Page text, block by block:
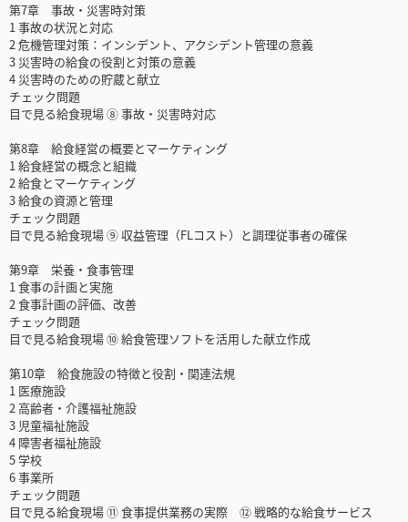
第7章 事故・災害時対策
1 事故の状況と対応
2 危機管理対策：インシデント、アクシデント管理の意義
3 災害時の給食の役割と対策の意義
4 災害時のための貯蔵と献立
チェック問題
目で見る給食現場 ⑧ 事故・災害時対応
第8章 給食経営の概要とマーケティング
1 給食経営の概念と組織
2 給食とマーケティング
3 給食の資源と管理
チェック問題
目で見る給食現場 ⑨ 収益管理（FLコスト）と調理従事者の確保
第9章 栄養・食事管理
1 食事の計画と実施
2 食事計画の評価、改善
チェック問題
目で見る給食現場 ⑩ 給食管理ソフトを活用した献立作成
第10章 給食施設の特徴と役割・関連法規
1 医療施設
2 高齢者・介護福祉施設
3 児童福祉施設
4 障害者福祉施設
5 学校
6 事業所
チェック問題
目で見る給食現場 ⑪ 食事提供業務の実際 ⑫ 戦略的な給食サービス